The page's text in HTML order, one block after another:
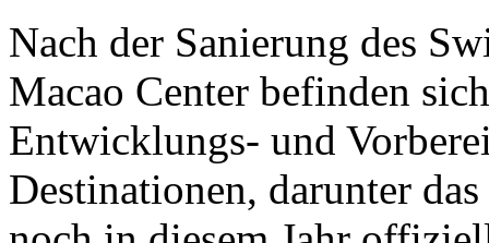
Nach der Sanierung des
Macao Center befinden
Entwicklungs- und
Destinationen, darunter